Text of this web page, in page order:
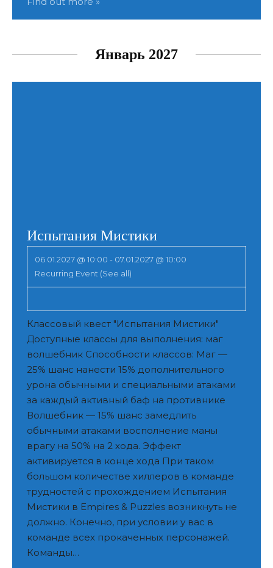
Январь 2027
Испытания Мистики
06.01.2027 @ 10:00 - 07.01.2027 @ 10:00
Recurring Event (See all)
Классовый квест "Испытания Мистики"
Доступные классы для выполнения: маг
волшебник Способности классов: Маг —
25% шанс нанести 15% дополнительного
урона обычными и специальными атаками
за каждый активный баф на противнике
Волшебник — 15% шанс замедлить
обычными атаками восполнение маны
врагу на 50% на 2 хода. Эффект
активируется в конце хода При таком
большом количестве хиллеров в команде
трудностей с прохождением Испытания
Мистики в Empires & Puzzles возникнуть не
должно. Конечно, при условии у вас в
команде всех прокаченных персонажей.
Команды…